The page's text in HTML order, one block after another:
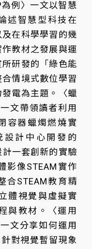
例〉一文以智慧
述智慧型科技在
及在科學學習的幾
教材之發展與運
研發的「綠色能
情境式數位學習
電為主題。〈蠟
文帶領讀者利用
容器蠟燭燃燒實
設計中心開發的
一套創新的實驗
影像STEAM實作
合STEAM教育精
體視覺與虛擬實
與教材。〈運用
文分享如何運用
對視覺暫留現象